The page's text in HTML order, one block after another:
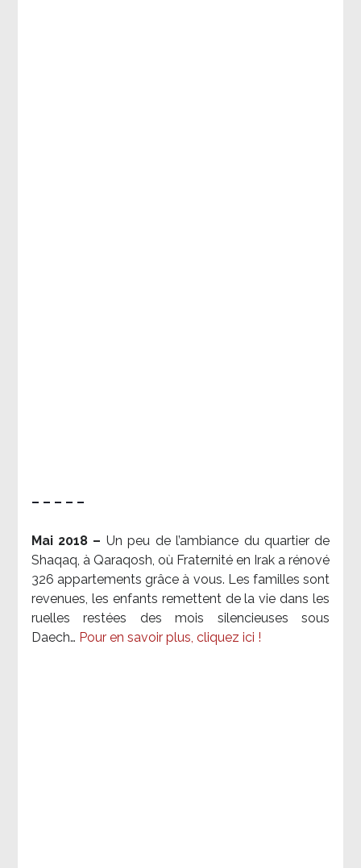
– – – – –
Mai 2018 – Un peu de l’ambiance du quartier de
Shaqaq, à Qaraqosh, où Fraternité en Irak a rénové
326 appartements grâce à vous. Les familles sont
revenues, les enfants remettent de la vie dans les
ruelles restées des mois silencieuses sous
Daech… Pour en savoir plus, cliquez ici !